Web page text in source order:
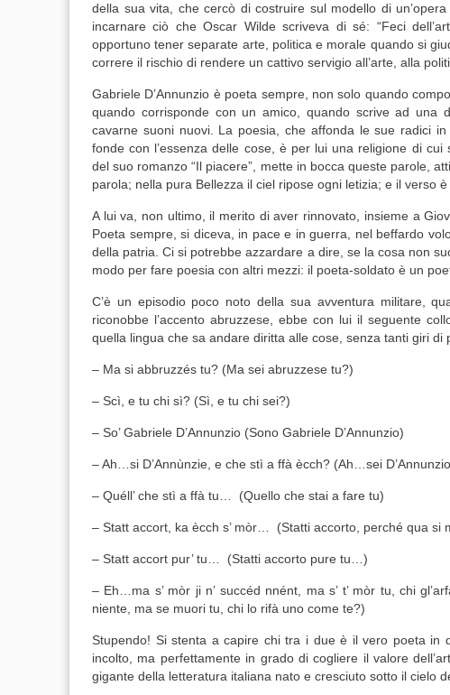
della sua vita, che cercò di costruire sul modello di un’opera
incarnare ciò cheOscar Wildescriveva di sé: “Feci
opportuno tener separate arte, politica e morale quando si
correre il rischio di rendere un cattivo servigio all’arte, alla
Gabriele D’Annunzio è poeta sempre, non solo quando
quando corrisponde con un amico, quando scrive ad una
cavarne suoni nuovi. La poesia, che affonda le sue radici
fonde con l’essenza delle cose, è per lui una religione di cui
del suo romanzo “Il piacere”, mette in bocca queste parole,
parola; nella pura Bellezza il ciel ripose ogni letizia; e il verso
A lui va, non ultimo, il merito di aver rinnovato, insieme a
Poeta sempre, si diceva, in pace e in guerra, nel beffardo
della patria. Ci si potrebbe azzardare a dire, se la cosa non
modo per fare poesia con altri mezzi: il poeta-soldato è un
C’è un episodio poco noto della sua avventura militare,
riconobbe l’accento abruzzese, ebbe con lui il seguente
quella lingua che sa andare diritta alle cose, senza tanti giri di
– Ma si abbruzzés tu? (Ma sei abruzzese tu?)
– Scì , e tu chi sì? (Sì, e tu chi sei?)
– So’ Gabriele D’Annunzio (Sono Gabriele D’Annunzio)
– Ah…si D’Annùnzie , e che stì a ffà ècch? (Ah…sei
– Quéll’ che stì a ffà tu… (Quello che stai a fare tu)
– Statt accort , ka ècch s’ mòr (Statti accorto, perché qua si
– Statt accort pur’ tu… (Statti accorto pure tu…)
– Eh…ma s’ mòr jin’ succéd nnént , ma s’ t’ mòr tu, chi gl’
niente, ma se muori tu, chi lo rifà uno come te?)
Stupendo! Si stenta a capire chi tra i due è il vero poeta in
incolto, ma perfettamente in grado di cogliere il valore
gigante della letteratura italiana nato e cresciuto sotto il cielo